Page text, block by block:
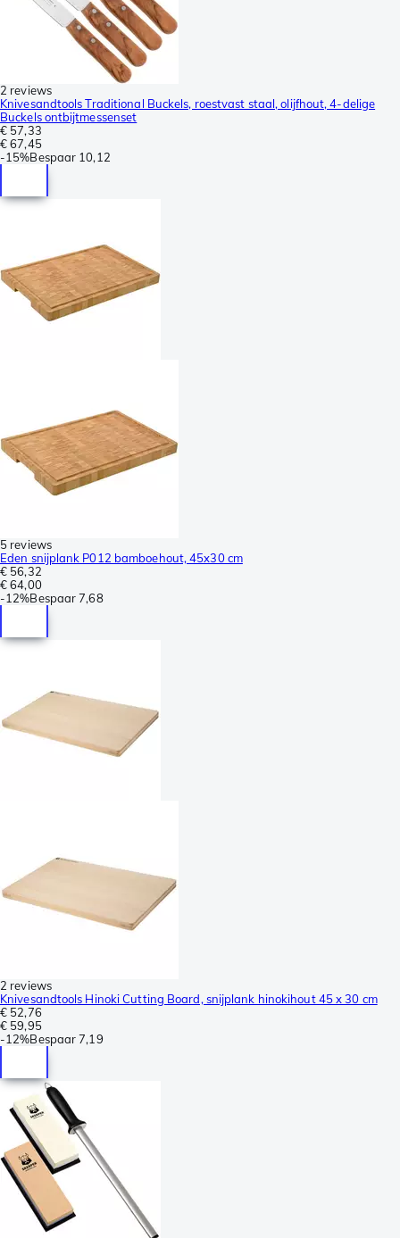
2 reviews
Knivesandtools Traditional Buckels, roestvast staal, olijfhout, 4-delige
Buckels ontbijtmessenset
€ 57,33
€ 67,45
-15%Bespaar 10,12
5 reviews
Eden snijplank P012 bamboehout, 45x30 cm
€ 56,32
€ 64,00
-12%Bespaar 7,68
2 reviews
Knivesandtools Hinoki Cutting Board, snijplank hinokihout 45 x 30 cm
€ 52,76
€ 59,95
-12%Bespaar 7,19